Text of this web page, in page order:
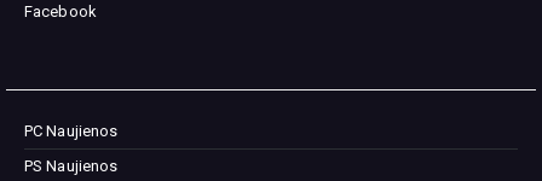
Facebook
PC Naujienos
PS Naujienos